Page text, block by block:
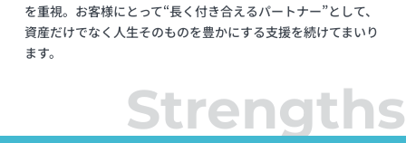
Strengths
を重視。お客様にとって“長く付き合えるパートナー”として、
資産だけでなく人生そのものを豊かにする支援を続けてまいり
ます。